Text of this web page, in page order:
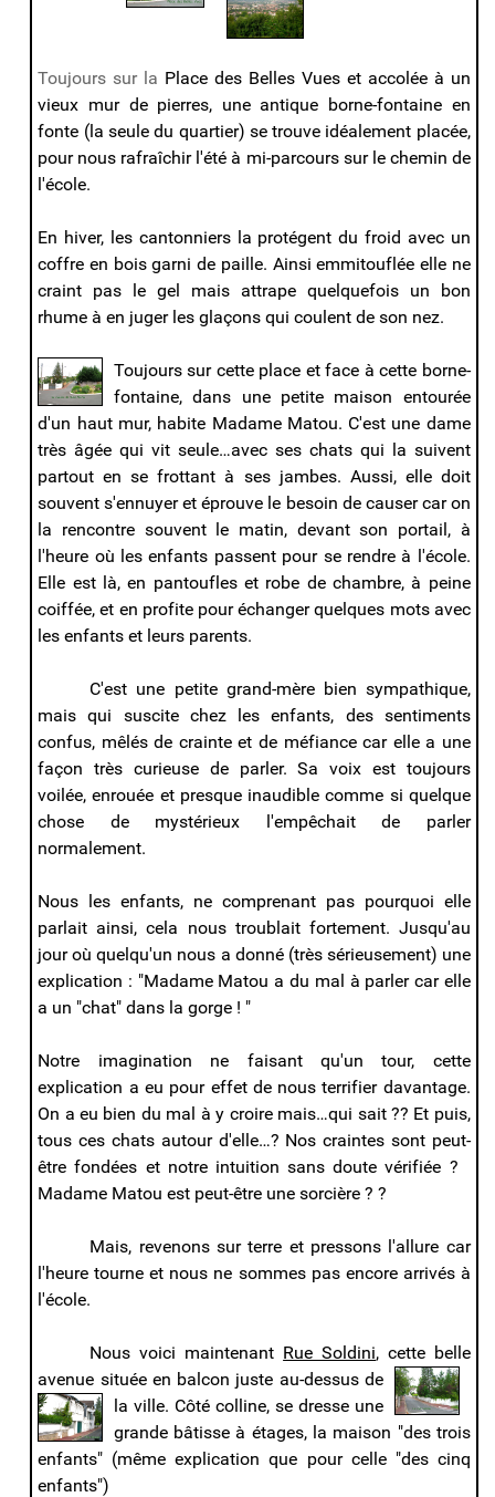
Toujours sur la Place des Belles Vues et accolée à un
vieux mur de pierres, une antique borne-fontaine en
fonte (la seule du quartier) se trouve idéalement placée,
pour nous rafraîchir l'été à mi-parcours sur le chemin de
l'école.
En hiver, les cantonniers la protégent du froid avec un
coffre en bois garni de paille. Ainsi emmitouflée elle ne
craint pas le gel mais attrape quelquefois un bon
rhume à en juger les glaçons qui coulent de son nez.
Toujours sur cette place et face à cette borne-
fontaine, dans une petite maison entourée
d'un haut mur, habite Madame Matou. C'est une dame
très âgée qui vit seule…avec ses chats qui la suivent
partout en se frottant à ses jambes. Aussi, elle doit
souvent s'ennuyer et éprouve le besoin de causer car on
la rencontre souvent le matin, devant son portail, à
l'heure où les enfants passent pour se rendre à l'école.
Elle est là, en pantoufles et robe de chambre, à peine
coiffée, et en profite pour échanger quelques mots avec
les enfants et leurs parents.
C'est une petite grand-mère bien sympathique,
mais qui suscite chez les enfants, des sentiments
confus, mêlés de crainte et de méfiance car elle a une
façon très curieuse de parler. Sa voix est toujours
voilée, enrouée et presque inaudible comme si quelque
chose de mystérieux l'empêchait de parler
normalement.
Nous les enfants, ne comprenant pas pourquoi elle
parlait ainsi, cela nous troublait fortement. Jusqu'au
jour où quelqu'un nous a donné (très sérieusement) une
explication : "Madame Matou a du mal à parler car elle
a un "chat" dans la gorge ! "
Notre imagination ne faisant qu'un tour, cette
explication a eu pour effet de nous terrifier davantage.
On a eu bien du mal à y croire mais…qui sait ?? Et puis,
tous ces chats autour d'elle…? Nos craintes sont peut-
être fondées et notre intuition sans doute vérifiée ?
Madame Matou est peut-être une sorcière ? ?
Mais, revenons sur terre et pressons l'allure car
l'heure tourne et nous ne sommes pas encore arrivés à
l'école.
Nous voici maintenant Rue Soldini, cette belle
avenue située en balcon juste au-dessus de
la ville. Côté colline, se dresse une
grande bâtisse à étages, la maison "des trois
enfants" (même explication que pour celle "des cinq
enfants")